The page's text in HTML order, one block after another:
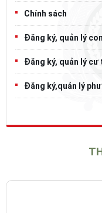
Chính sách
Đăng ký, quản lý
Đăng ký, quản lý cư
Đăng ký,quản lý